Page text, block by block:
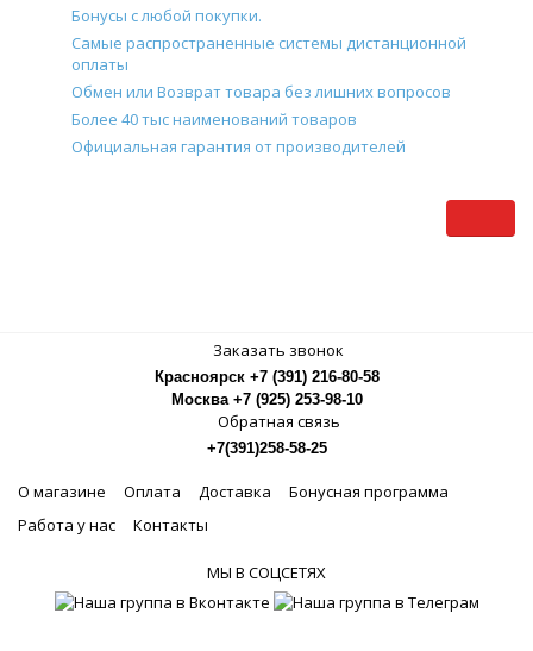
Бонусы с любой покупки.
Самые распространенные системы дистанционной
оплаты
Обмен или Возврат товара без лишних вопросов
Более 40 тыс наименований товаров
Официальная гарантия от производителей
Заказать звонок
Красноярск +7 (391) 216-80-58
Москва +7 (925) 253-98-10
Обратная связь
+7(391)258-58-25
О магазине Оплата Доставка
Бонусная программа
Работа у нас
Контакты
МЫ В СОЦСЕТЯХ